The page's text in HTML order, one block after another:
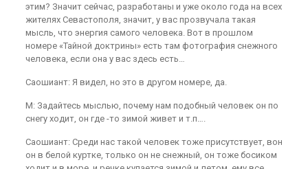
этим? Значит сейчас, разработаны и уже около года на всех
жителях Севастополя, значит, у вас прозвучала такая
мысль, что энергия самого человека. Вот в прошлом
номере «Тайной доктрины» есть там фотография снежного
человека, если она у вас здесь есть…
Саошиант: Я видел, но это в другом номере, да.
М: Задайтесь мыслью, почему нам подобный человек он по
снегу ходит, он где -то зимой живет и т.п….
Саошиант: Среди нас такой человек тоже присутствует, вон
он в белой куртке, только он не снежный, он тоже босиком